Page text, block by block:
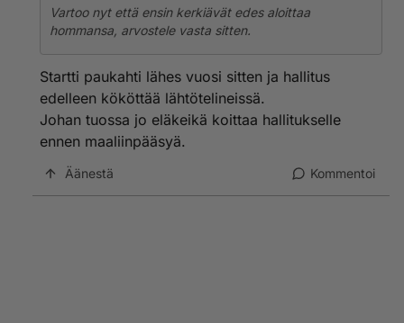
Vartoo nyt että ensin kerkiävät edes aloittaa
hommansa, arvostele vasta sitten.
Startti paukahti lähes vuosi sitten ja hallitus
edelleen kököttää lähtötelineissä.
Johan tuossa jo eläkeikä koittaa hallitukselle
ennen maaliinpääsyä.
Äänestä Kommentoi